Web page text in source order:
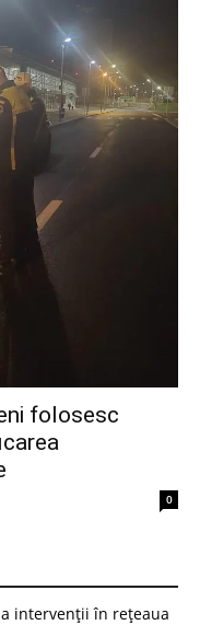
folosesc
0
intervenții în rețeaua